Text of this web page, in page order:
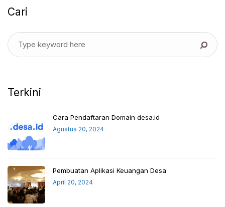
Cari
Terkini
Cara Pendaftaran Domain desa.id
Agustus 20, 2024
Pembuatan Aplikasi Keuangan Desa
April 20, 2024